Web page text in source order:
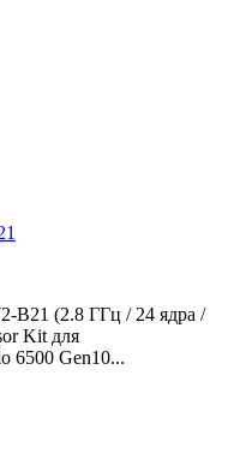
B21 (2.8 ГГц / 24 ядра /
Kit для
6500 Gen10...